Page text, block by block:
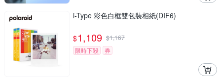
i-Type 彩色白框雙包裝相紙(DIF6)
$1,109 $1,167
限時下殺
券